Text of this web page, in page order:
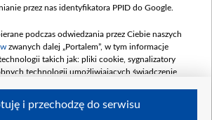
umowy: LUTY 2026 (wpłata
mln, 7 maja 180 mln, 8
mln)
250 000 000,00 PLN
250 mln
przez nas identyfikatora PPID do Google.
podczas odwiedzania przez Ciebie naszych
zwanych dalej „Portalem”, w tym informacje
takich jak: pliki cookie, sygnalizatory
technologii umożliwiających świadczenie
i przechodzę do serwisu